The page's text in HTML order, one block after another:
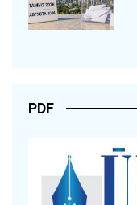
PDF